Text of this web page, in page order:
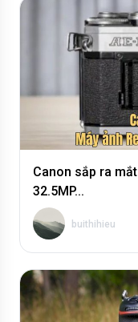
buithihieu
Canon sắp ra
32.5MP...
buithihieu